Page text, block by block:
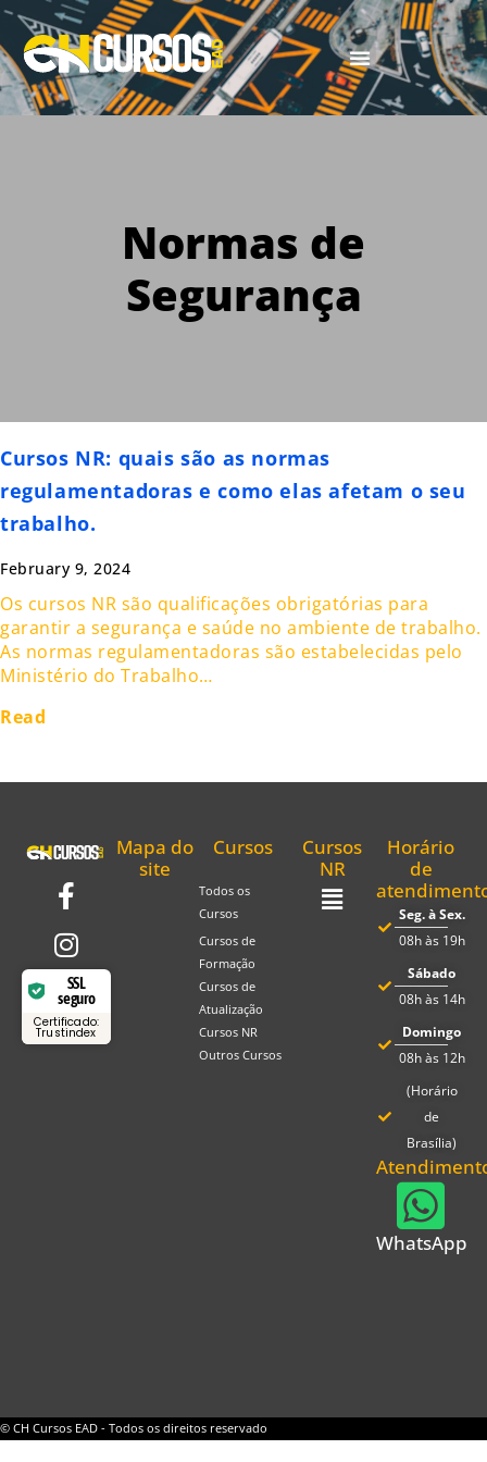
Normas de
Segurança
Cursos NR: quais são as normas
regulamentadoras e como elas afetam o seu
trabalho.
February 9, 2024
Os cursos NR são qualificações obrigatórias para
garantir a segurança e saúde no ambiente de trabalho.
As normas regulamentadoras são estabelecidas pelo
Ministério do Trabalho…
Read
SSL
seguro
Certificado:
Trustindex
Mapa do
site
Cursos
Todos os
Cursos
Cursos de
Formação
Cursos de
Atualização
Cursos NR
Outros Cursos
Cursos
NR
Horário
de
Seg. à Sex.
08h às 19h
Sábado
08h às 14h
Domingo
08h às 12h
(Horário
de
Brasília)
WhatsApp
© CH Cursos EAD - Todos os direitos reservado